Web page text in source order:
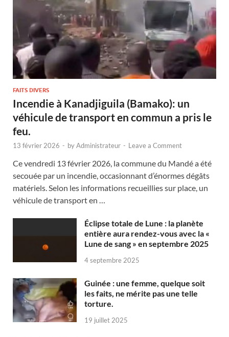
FAITS DIVERS
Incendie à Kanadjiguila (Bamako): un
véhicule de transport en commun a pris le
feu.
13 février 2026 - byAdministrateur - Leave a Comment
Ce vendredi 13 février 2026, la commune du Mandé a été
secouée par un incendie, occasionnant d’énormes dégâts
matériels. Selon les informations recueillies sur place, un
véhicule de transport en …
Éclipse totale de Lune : la planète
entière aura rendez-vous avec la «
Lune de sang » en septembre 2025
4 septembre 2025
Guinée : une femme, quelque soit
les faits, ne mérite pas une telle
torture.
19 juillet 2025